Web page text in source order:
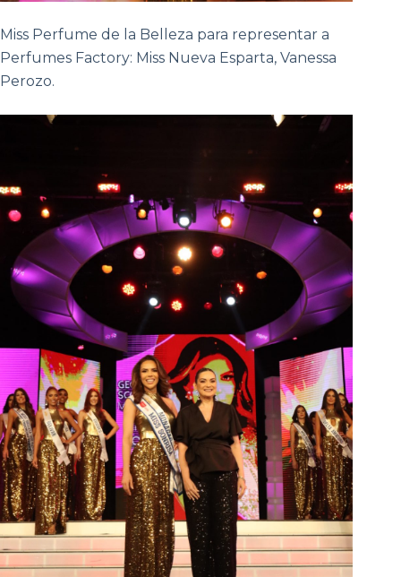
Miss Perfume de la Belleza para representar a
Perfumes Factory: Miss Nueva Esparta, Vanessa
Perozo.